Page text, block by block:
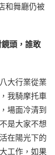
和舞廳仍被
頭，誰敢
大行業從業
我騎摩托車
場面冷清到
是大家不想
在陽光下的
工作，如果